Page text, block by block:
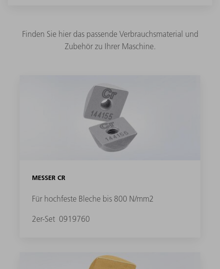
Finden Sie hier das passende Verbrauchsmaterial und
Zubehör zu Ihrer Maschine.
MESSER CR
Für hochfeste Bleche bis 800 N/mm2
2er-Set 0919760